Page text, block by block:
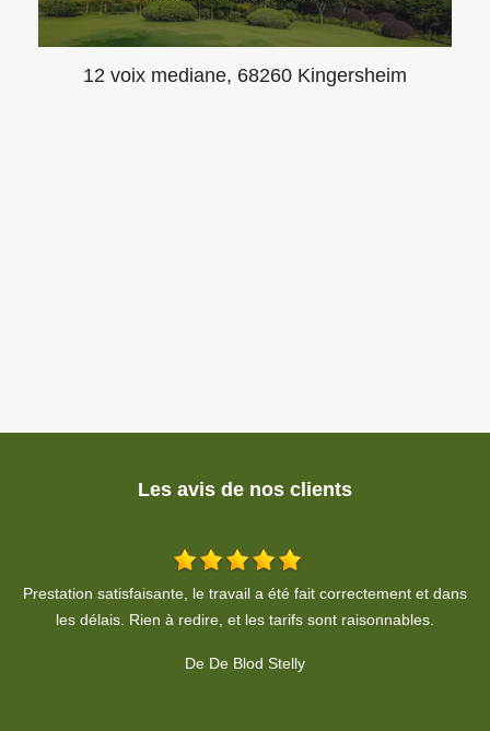
12 voix mediane, 68260 Kingersheim
Les avis de nos clients
Taille de mes thuyas depuis plusieurs années, travail de qualité,
nettoyage du chantier impeccable, approche professionnelle
De alain stepien